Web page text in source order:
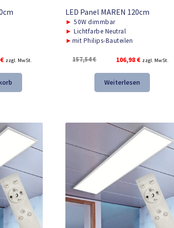
€Aktueller
ist:
102,98 €.
zzgl. MwSt.
LED Panel MAREN 120cm
► 50W dimmbar
► Lichtfarbe Neutral
► mit Philips-Bauteilen
157,54€
Ursprünglicher
war:
157,54 €
106,98€Aktueller
106,98 €.
zzgl. MwSt.
Weiterlesen